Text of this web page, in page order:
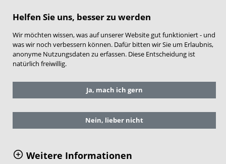
Helfen Sie uns, besser zu werden
Wir möchten wissen, was auf unserer Website gut funktioniert - und
was wir noch verbessern können. Dafür bitten wir Sie um Erlaubnis,
anonyme Nutzungsdaten zu erfassen. Diese Entscheidung ist
natürlich freiwillig.
Ja, mach ich gern
Nein, lieber nicht
Weitere Informationen
Sie befinden sich hier:
Grundlagen und Fachthemen
Ressourcen